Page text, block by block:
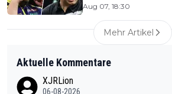
Aug 07, 18:30
Mehr Artikel
Aktuelle Kommentare
XJRLion
06-08-2026